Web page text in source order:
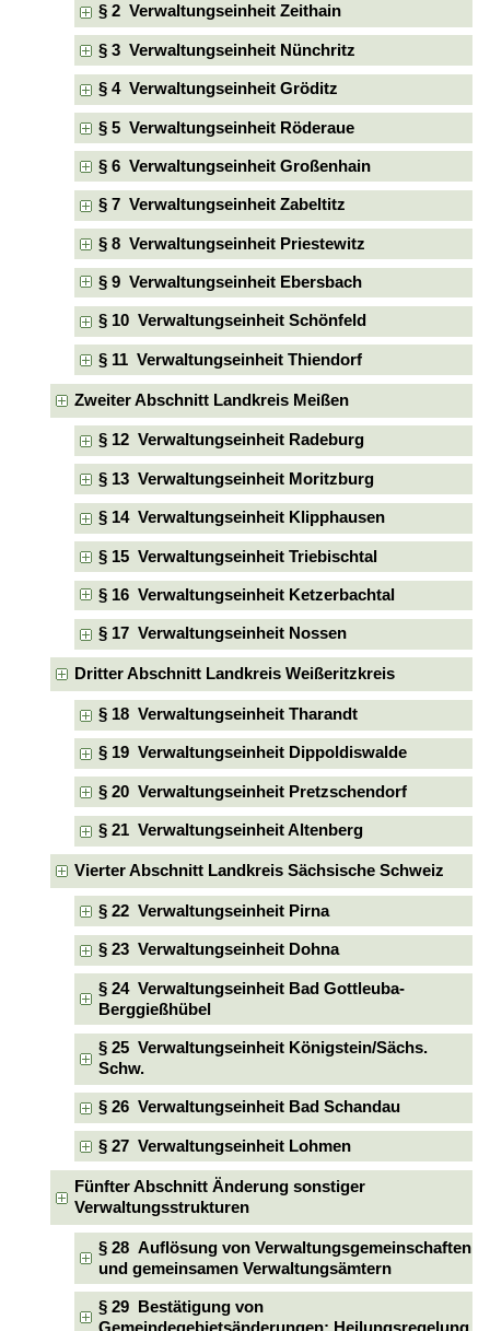
§ 2 Verwaltungseinheit Zeithain
§ 3 Verwaltungseinheit Nünchritz
§ 4 Verwaltungseinheit Gröditz
§ 5 Verwaltungseinheit Röderaue
§ 6 Verwaltungseinheit Großenhain
§ 7 Verwaltungseinheit Zabeltitz
§ 8 Verwaltungseinheit Priestewitz
§ 9 Verwaltungseinheit Ebersbach
§ 10 Verwaltungseinheit Schönfeld
§ 11 Verwaltungseinheit Thiendorf
Zweiter Abschnitt Landkreis Meißen
§ 12 Verwaltungseinheit Radeburg
§ 13 Verwaltungseinheit Moritzburg
§ 14 Verwaltungseinheit Klipphausen
§ 15 Verwaltungseinheit Triebischtal
§ 16 Verwaltungseinheit Ketzerbachtal
§ 17 Verwaltungseinheit Nossen
Dritter Abschnitt Landkreis Weißeritzkreis
§ 18 Verwaltungseinheit Tharandt
§ 19 Verwaltungseinheit Dippoldiswalde
§ 20 Verwaltungseinheit Pretzschendorf
§ 21 Verwaltungseinheit Altenberg
Vierter Abschnitt Landkreis Sächsische Schweiz
§ 22 Verwaltungseinheit Pirna
§ 23 Verwaltungseinheit Dohna
§ 24 Verwaltungseinheit Bad Gottleuba-
Berggießhübel
§ 25 Verwaltungseinheit Königstein/Sächs.
Schw.
§ 26 Verwaltungseinheit Bad Schandau
§ 27 Verwaltungseinheit Lohmen
Fünfter Abschnitt Änderung sonstiger
Verwaltungsstrukturen
§ 28 Auflösung von Verwaltungsgemeinschaften
und gemeinsamen Verwaltungsämtern
§ 29 Bestätigung von